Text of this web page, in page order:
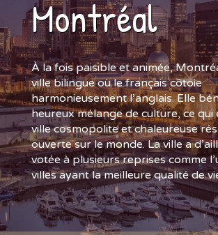
Montréal
À la fois paisible et animée,
ville bilingue où le français côtoie
harmonieusement l’anglais. Elle
heureux mélange de culture, ce qui
ville cosmopolite et chaleureuse
ouverte sur le monde. La ville a
votée à plusieurs reprises comme
villes ayant la meilleure qualité de